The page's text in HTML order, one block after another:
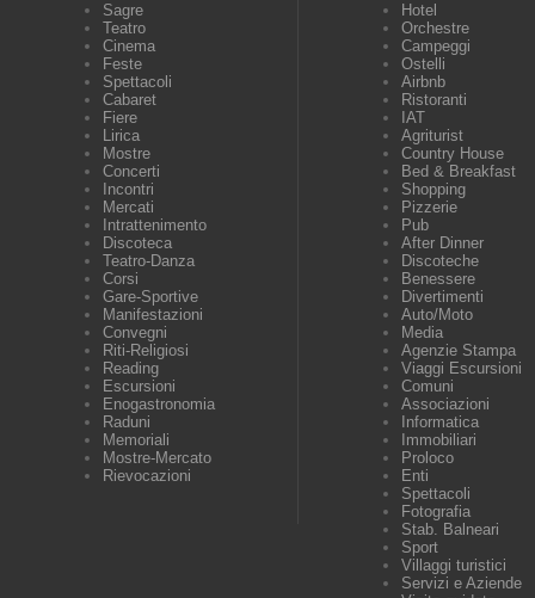
Sagre
Teatro
Cinema
Feste
Spettacoli
Cabaret
Fiere
Lirica
Mostre
Concerti
Incontri
Mercati
Intrattenimento
Discoteca
Teatro-Danza
Corsi
Gare-Sportive
Manifestazioni
Convegni
Riti-Religiosi
Reading
Escursioni
Enogastronomia
Raduni
Memoriali
Mostre-Mercato
Rievocazioni
Hotel
Orchestre
Campeggi
Ostelli
Airbnb
Ristoranti
IAT
Agriturist
Country House
Bed & Breakfast
Shopping
Pizzerie
Pub
After Dinner
Discoteche
Benessere
Divertimenti
Auto/Moto
Media
Agenzie Stampa
Viaggi Escursioni
Comuni
Associazioni
Informatica
Immobiliari
Proloco
Enti
Spettacoli
Fotografia
Stab. Balneari
Sport
Villaggi turistici
Servizi e Aziende